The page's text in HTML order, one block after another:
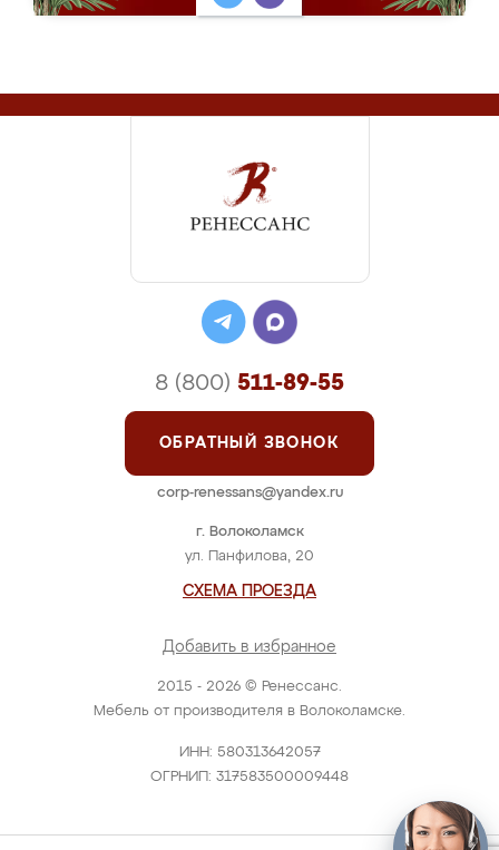
2015 - 2026 © Ренессанс.
Мебель от производителя в Волоколамске.
ИНН: 580313642057
ОГРНИП: 317583500009448
г. Волоколамск
ул. Панфилова, 20
СХЕМА ПРОЕЗДА
Добавить в избранное
8 (800) 511-89-55
ОБРАТНЫЙ ЗВОНОК
corp-renessans@yandex.ru